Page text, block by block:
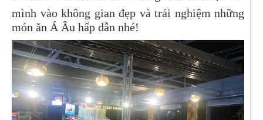
mình vào không gian đẹp và trải nghiệm những
món ăn Á Âu hấp dẫn nhé!